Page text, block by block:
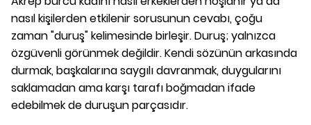
nasıl kişilerden etkilenir sorusunun cevabı, çoğu
zaman "duruş" kelimesinde birleşir. Duruş; yalnızca
özgüvenli görünmek değildir. Kendi sözünün arkasında
durmak, başkalarına saygılı davranmak, duygularını
saklamadan ama karşı tarafı boğmadan ifade
edebilmek de duruşun parçasıdır.